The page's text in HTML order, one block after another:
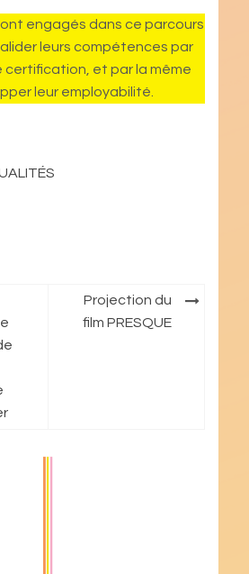
engagés dans ce parcours
leurs compétences par
certification, et par la même
leur employabilité.
Projection du
film PRESQUE